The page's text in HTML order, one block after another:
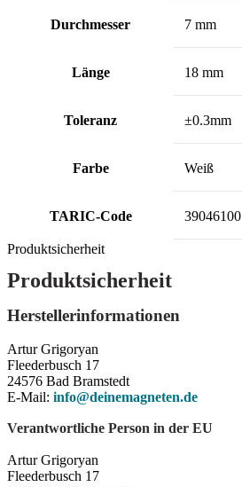
Durchmesser 7 mm
Länge 18 mm
Toleranz ±0.3mm
Farbe Weiß
TARIC-Code 39046100
Produktsicherheit
Produktsicherheit
Herstellerinformationen
Artur Grigoryan
Fleederbusch 17
24576 Bad Bramstedt
E-Mail: info@deinemagneten.de
Verantwortliche Person in der EU
Artur Grigoryan
Fleederbusch 17